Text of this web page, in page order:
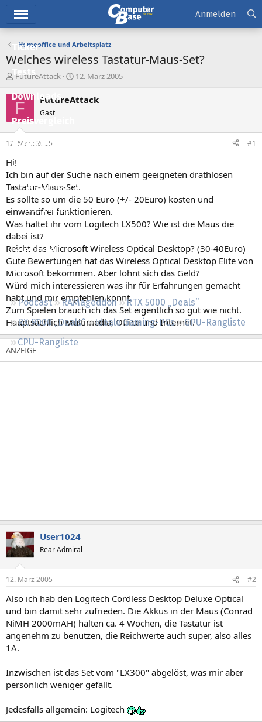
Ticker
Tests
Downloads
Preisvergleich
Forum
Aktuelles
Empfohlene Inhalte
Neue Beiträge
Neueste Aktivitäten
Leserartikel
Regeln
Podcast RAMageddon
RTX 5000 „Deals“
RX 9000 „Deals“
Ideale Gaming-PCs
GPU-Rangliste
CPU-Rangliste
Anmelden
Homeoffice und Arbeitsplatz
Welches wireless Tastatur-Maus-Set?
E
s
e
e
r
FutureAttack
E
s
t
m
12. März 2005
F FutureAttack
Gast
12. März 2005 #1
Hi!
Ich bin auf der Suche nach einem geeigneten drathlosen
Tastatur-Maus-Set.
Es sollte so um die 50 Euro (+/- 20Euro) kosten und
einwandfrei funktionieren.
Was haltet ihr vom Logitech LX500? Wie ist die Maus die
dabei ist?
Reicht das Microsoft Wireless Optical Desktop? (30-40Euro)
Gute Bewertungen hat das Wireless Optical Desktop Elite von
Microsoft bekommen. Aber lohnt sich das Geld?
Würd mich interessieren was ihr für Erfahrungen gemacht
habt und mir empfehlen könnt.
Zum Spielen brauch ich das Set eigentlich so gut wie nicht.
Hauptsächlich Multimedia, Office und Internet.
User1024
Rear Admiral
12. März 2005 #2
Also ich hab den Logitech Cordless Desktop Deluxe Optical
und bin damit sehr zufrieden. Die Akkus in der Maus (Conrad
NiMH 2000mAH) halten ca. 4 Wochen, die Tastatur ist
angenehm zu benutzen, die Reichwerte auch super, also alles
1A.
Inzwischen ist das Set vom "LX300" abgelöst, was mir aber
persönlich weniger gefällt.
Jedesfalls allgemein: Logitech